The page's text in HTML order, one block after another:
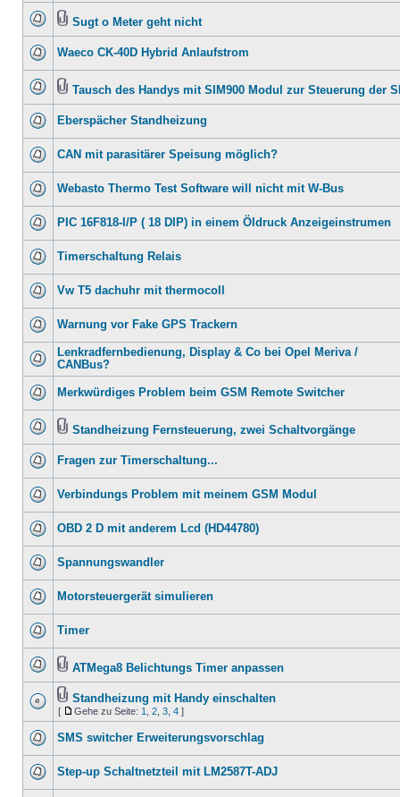
Sugt o Meter geht nicht
Waeco CK-40D Hybrid Anlaufstrom
Tausch des Handys mit SIM900 Modul zur Steuerung der
Eberspächer Standheizung
CAN mit parasitärer Speisung möglich?
Webasto Thermo Test Software will nicht mit W-Bus
PIC 16F818-I/P ( 18 DIP) in einem Öldruck Anzeigeinstrumen
Timerschaltung Relais
Vw T5 dachuhr mit thermocoll
Warnung vor Fake GPS Trackern
Lenkradfernbedienung, Display & Co bei Opel Meriva /
CANBus?
Merkwürdiges Problem beim GSM Remote Switcher
Standheizung Fernsteuerung, zwei Schaltvorgänge
Fragen zur Timerschaltung...
Verbindungs Problem mit meinem GSM Modul
OBD 2 D mit anderem Lcd (HD44780)
Spannungswandler
Motorsteuergerät simulieren
Timer
ATMega8 Belichtungs Timer anpassen
Standheizung mit Handy einschalten
[ Gehe zu Seite: 1 2 3 4 ]
SMS switcher Erweiterungsvorschlag
Step-up Schaltnetzteil mit LM2587T-ADJ